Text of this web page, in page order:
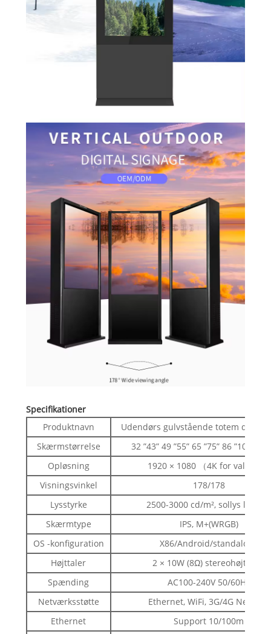
Specifikationer
Produktnavn
Udendørs gulvstående totem digital
Skærmstørrelse
32 ”43” 49 ”55” 65 ”75” 86 ”100”
Opløsning
1920 × 1080 （4K for valgfrit）
Visningsvinkel
178/178
Lysstyrke
2500-3000 cd/m², sollys læsbar
Skærmtype
IPS, M+(WRGB)
OS -konfiguration
X86/Android/standalone
Højttaler
2 × 10W (8Ω) stereohøjttaler
Spænding
AC100-240V 50/60Hz
Netværksstøtte
Ethernet, WiFi, 3G/4G Network
Ethernet
Support 10/100m